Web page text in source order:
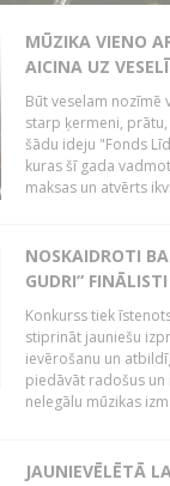
MŪZIKA VIENO
AICINA UZ
Būt veselam nozīmē
starp ķermeni,
šādu ideju "Fonds
kuras šī gada
maksas un atvērts
NOSKAIDROTI
GUDRI” FINĀLISTI
Konkurss tiek
stiprināt jauniešu
ievērošanu un
piedāvāt radošus
nelegālu mūzikas
JAUNIEVĒLĒTĀ